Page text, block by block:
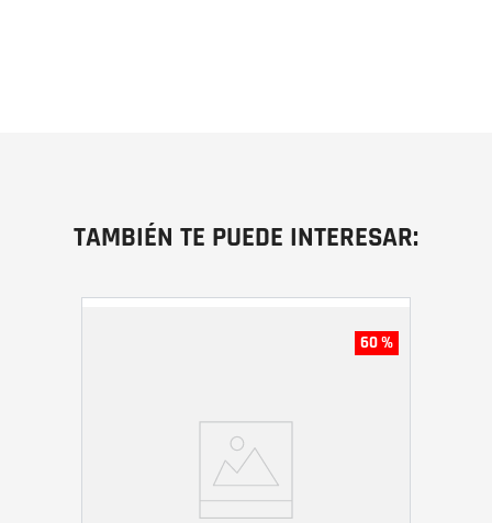
TAMBIÉN TE PUEDE INTERESAR:
60 %